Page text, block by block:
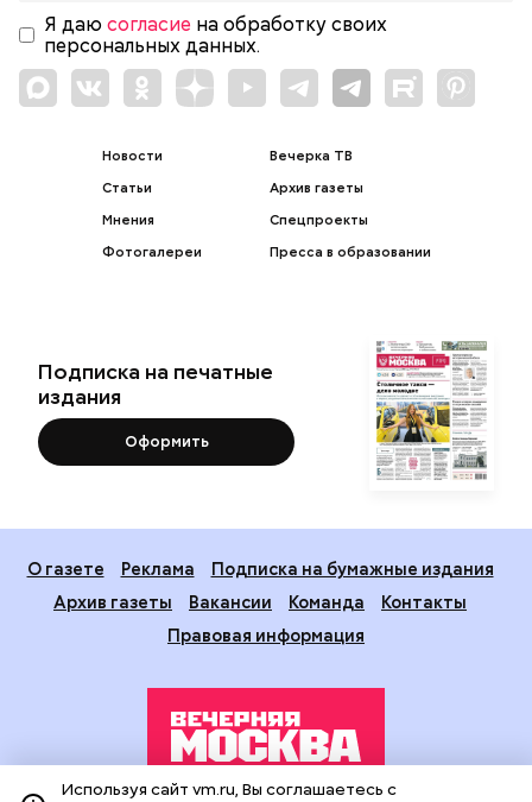
Я даю согласие на обработку своих
персональных данных.
Новости
Статьи
Мнения
Фотогалереи
Вечерка ТВ
Архив газеты
Спецпроекты
Пресса в образовании
Подписка на печатные
издания
Оформить
О газете Реклама
Подписка на бумажные издания
Архив газеты
Вакансии Команда
Контакты
Правовая информация
Используя сайт vm.ru, Вы соглашаетесь с